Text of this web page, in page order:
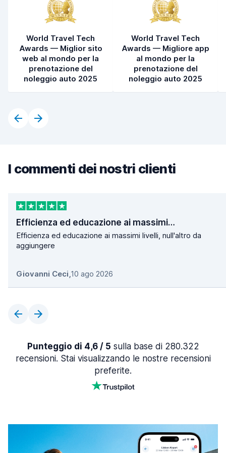
World Travel Tech
Awards — Miglior sito
web al mondo per la
prenotazione del
noleggio auto 2025
World Travel Tech
Awards — Migliore app
al mondo per la
prenotazione del
noleggio auto 2025
I commenti dei nostri clienti
Efficienza ed educazione ai massimi…
Efficienza ed educazione ai massimi livelli, null'altro da
aggiungere
Giovanni Ceci,10 ago 2026
Punteggio di 4,6 / 5 sulla base di 280.322
recensioni. Stai visualizzando le nostre recensioni
preferite.